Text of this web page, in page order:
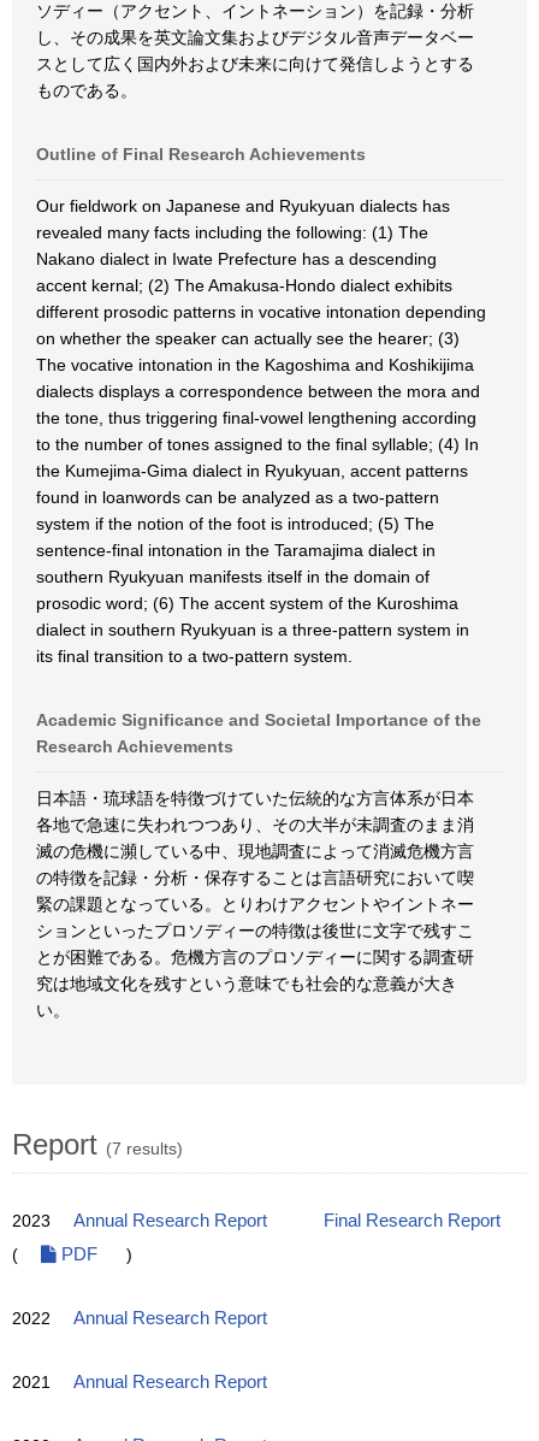
ソディー（アクセント、イントネーション）を記録・分析
し、その成果を英文論文集およびデジタル音声データベー
スとして広く国内外および未来に向けて発信しようとする
ものである。
Outline of Final Research Achievements
Our fieldwork on Japanese and Ryukyuan dialects has
revealed many facts including the following: (1) The
Nakano dialect in Iwate Prefecture has a descending
accent kernal; (2) The Amakusa-Hondo dialect exhibits
different prosodic patterns in vocative intonation depending
on whether the speaker can actually see the hearer; (3)
The vocative intonation in the Kagoshima and Koshikijima
dialects displays a correspondence between the mora and
the tone, thus triggering final-vowel lengthening according
to the number of tones assigned to the final syllable; (4) In
the Kumejima-Gima dialect in Ryukyuan, accent patterns
found in loanwords can be analyzed as a two-pattern
system if the notion of the foot is introduced; (5) The
sentence-final intonation in the Taramajima dialect in
southern Ryukyuan manifests itself in the domain of
prosodic word; (6) The accent system of the Kuroshima
dialect in southern Ryukyuan is a three-pattern system in
its final transition to a two-pattern system.
Academic Significance and Societal Importance of the
Research Achievements
日本語・琉球語を特徴づけていた伝統的な方言体系が日本
各地で急速に失われつつあり、その大半が未調査のまま消
滅の危機に瀕している中、現地調査によって消滅危機方言
の特徴を記録・分析・保存することは言語研究において喫
緊の課題となっている。とりわけアクセントやイントネー
ションといったプロソディーの特徴は後世に文字で残すこ
とが困難である。危機方言のプロソディーに関する調査研
究は地域文化を残すという意味でも社会的な意義が大き
い。
Report (7 results)
2023 Annual Research Report
Final Research Report
(
PDF )
2022 Annual Research Report
2021 Annual Research Report